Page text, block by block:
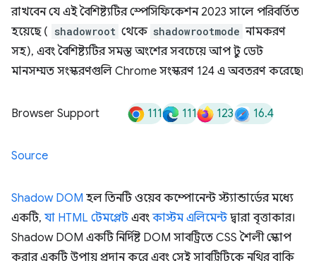
রাখবেন যে এই বৈশিষ্ট্যটির স্পেসিফিকেশন 2023 সালে পরিবর্তিত
হয়েছে ( shadowroot থেকে shadowrootmode নামকরণ
সহ), এবং বৈশিষ্ট্যটির সমস্ত অংশের সবচেয়ে আপ টু ডেট
মানসম্মত সংস্করণগুলি Chrome সংস্করণ 124 এ অবতরণ করেছে৷
Browser Support 111 111 123 16.4
Source
Shadow DOM হল তিনটি ওয়েব কম্পোনেন্ট স্ট্যান্ডার্ডের মধ্যে
একটি, যা HTML টেমপ্লেটএবং কাস্টম এলিমেন্টদ্বারা বৃত্তাকার।
Shadow DOM একটি নির্দিষ্ট DOM সাবট্রিতে CSS শৈলী স্কোপ
করার একটি উপায় প্রদান করে এবং সেই সাবট্রিটিকে নথির বাকি